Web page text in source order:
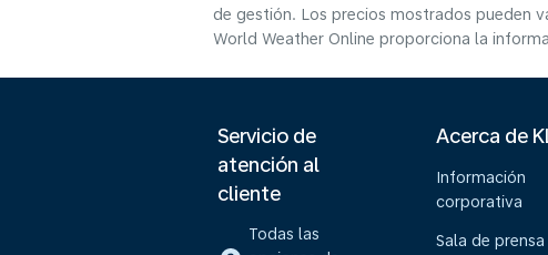
de gestión. Los precios mostrados pueden
World Weather Online proporciona la
Servicio de
atención al
cliente
Todas las
Acerca de
Información
corporativa
Sala de prensa